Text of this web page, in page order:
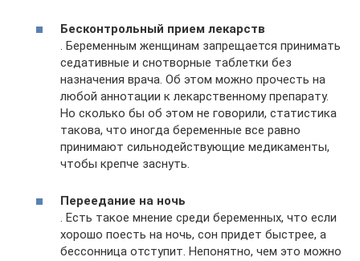
Бесконтрольный прием лекарств
. Беременным женщинам запрещается принимать
седативные и снотворные таблетки без
назначения врача. Об этом можно прочесть на
любой аннотации к лекарственному препарату.
Но сколько бы об этом не говорили, статистика
такова, что иногда беременные все равно
принимают сильнодействующие медикаменты,
чтобы крепче заснуть.
Переедание на ночь
. Есть такое мнение среди беременных, что если
хорошо поесть на ночь, сон придет быстрее, а
бессонница отступит. Непонятно, чем это можно